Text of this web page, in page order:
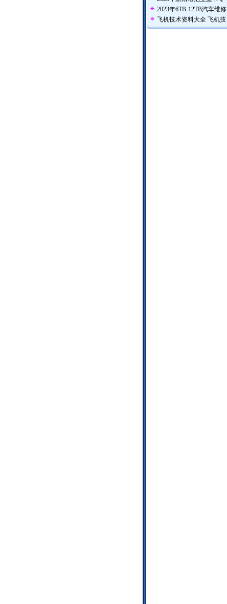
2023年6TB-12TB汽车维修
飞机技术资料大全 飞机技